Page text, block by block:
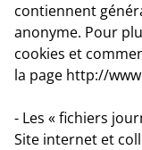
contiennent
anonyme. Pour
cookies et
la page http://
- Les « fichiers
Site internet et